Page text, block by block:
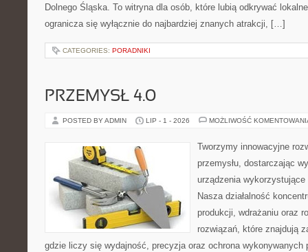
Dolnego Śląska. To witryna dla osób, które lubią odkrywać
ogranicza się wyłącznie do najbardziej znanych atrakcji, […]
CATEGORIES: PORADNIKI
PRZEMYSŁ 4.0
POSTED BY ADMIN LIP - 1 - 2026 MOŻLIWOŚĆ
Tworzymy innowacyjne
przemysłu, dostarczając
urządzenia
Nasza działalność
produkcji, wdrażaniu oraz
rozwiązań, które znajdują
gdzie liczy się wydajność, precyzja oraz ochrona wykonywanych